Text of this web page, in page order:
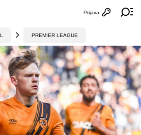
Otvori
Prijava
PREMIER LEAGUE